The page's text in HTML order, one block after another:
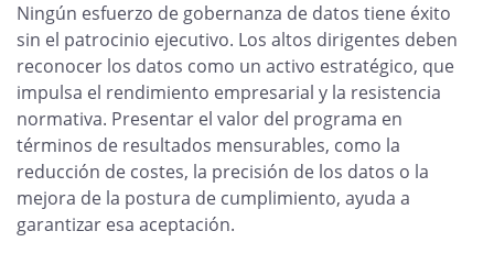
Ningún esfuerzo de gobernanza de datos tiene éxito
sin el patrocinio ejecutivo. Los altos dirigentes deben
reconocer los datos como un activo estratégico, que
impulsa el rendimiento empresarial y la resistencia
normativa. Presentar el valor del programa en
términos de resultados mensurables, como la
reducción de costes, la precisión de los datos o la
mejora de la postura de cumplimiento, ayuda a
garantizar esa aceptación.